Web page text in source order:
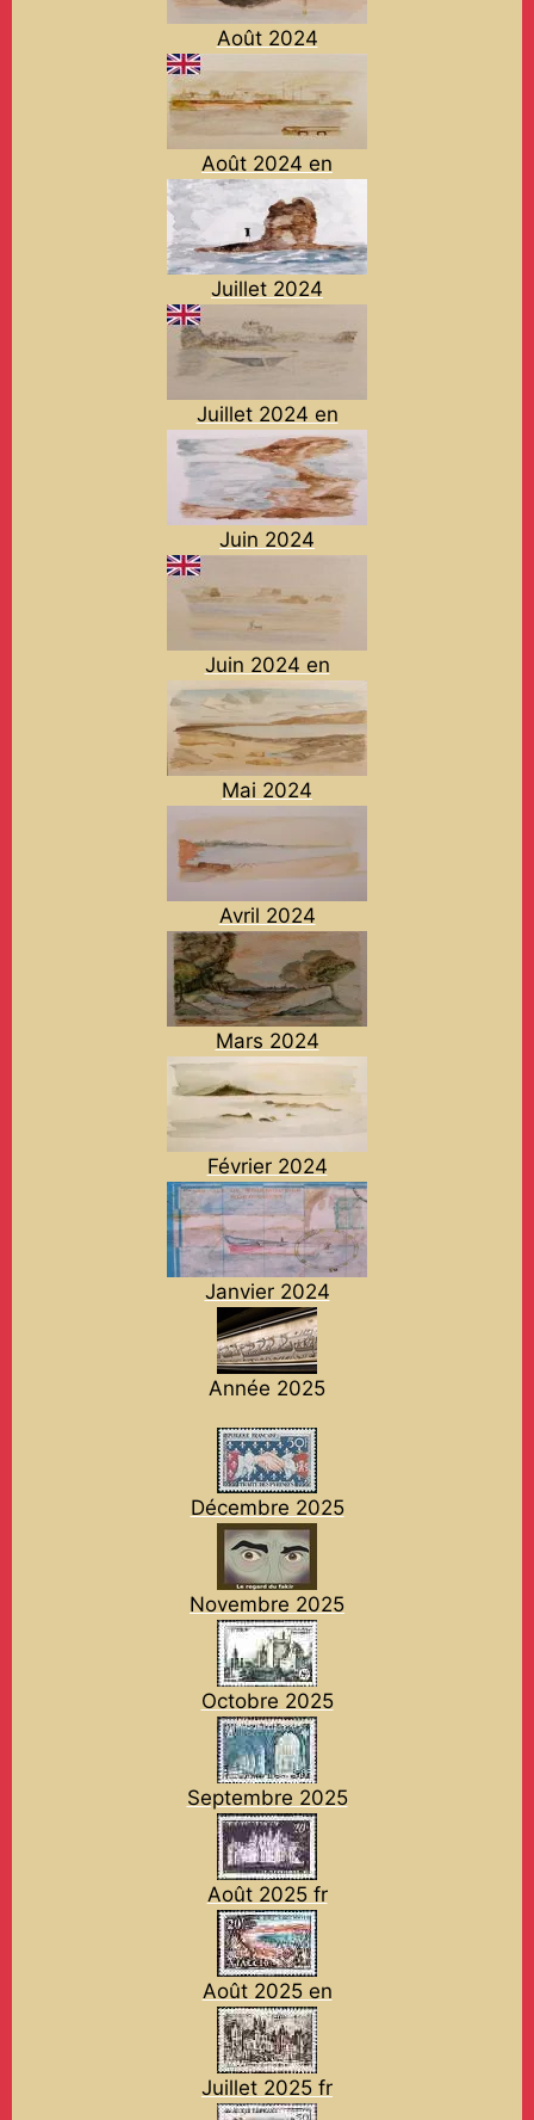
Août 2024
Août 2024 en
Juillet 2024
Juillet 2024 en
Juin 2024
Juin 2024 en
Mai 2024
Avril 2024
Mars 2024
Février 2024
Janvier 2024
Année 2025
Décembre 2025
Novembre 2025
Octobre 2025
Septembre 2025
Août 2025 fr
Août 2025 en
Juillet 2025 fr